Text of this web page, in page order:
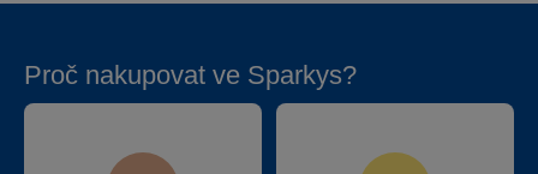
Proč nakupovat ve Sparkys?